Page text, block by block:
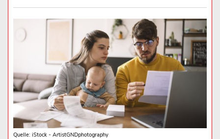
Quelle: iStock - ArtistGNDphotography